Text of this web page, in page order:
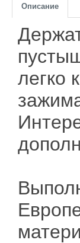
Описание
легко